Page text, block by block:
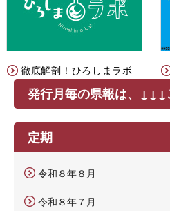
徹底解剖！ひろしまラボ
発行月毎の県報は、
定期
令和８年８月
令和８年７月